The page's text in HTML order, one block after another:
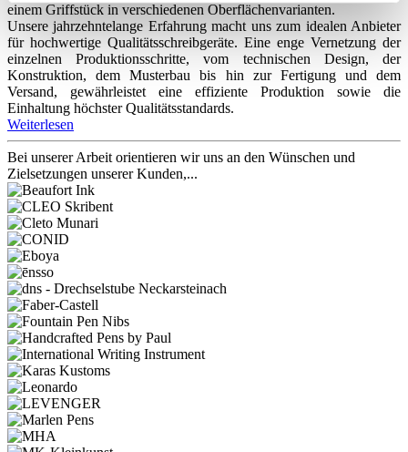
einem Griffstück in verschiedenen Oberflächenvarianten.
Unsere jahrzehntelange Erfahrung macht uns zum idealen Anbieter
für hochwertige Qualitätsschreibgeräte. Eine enge Vernetzung der
einzelnen Produktionsschritte, vom technischen Design, der
Konstruktion, dem Musterbau bis hin zur Fertigung und dem
Versand, gewährleistet eine effiziente Produktion sowie die
Einhaltung höchster Qualitätsstandards.
Weiterlesen
Bei unserer Arbeit orientieren wir uns an den Wünschen und
Zielsetzungen unserer Kunden,...